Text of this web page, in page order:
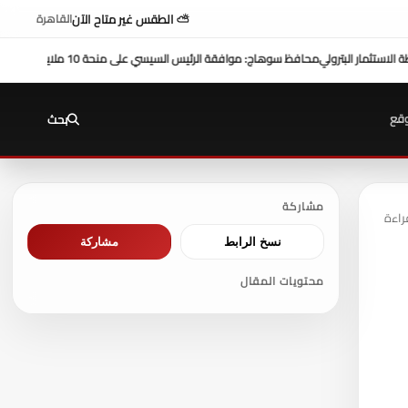
⛅ الطقس غير متاح الآنالقاهرة
بمشاركة محافظ سوهاج في أداء صلاة
بالمحافظة
بحث
مشاركة
نسخ الرابط مشاركة
محتويات المقال